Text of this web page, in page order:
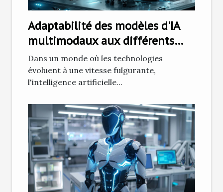
Adaptabilité des modèles d'IA
multimodaux aux différents
secteurs industriels
Dans un monde où les technologies
évoluent à une vitesse fulgurante,
l'intelligence artificielle...